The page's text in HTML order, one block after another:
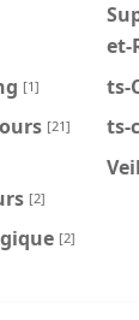
et-
[1] ts-
[21] ts-
[2]
[2]